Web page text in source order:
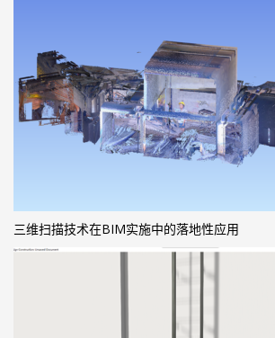
三维扫描技术在BIM实施中的落地性应用